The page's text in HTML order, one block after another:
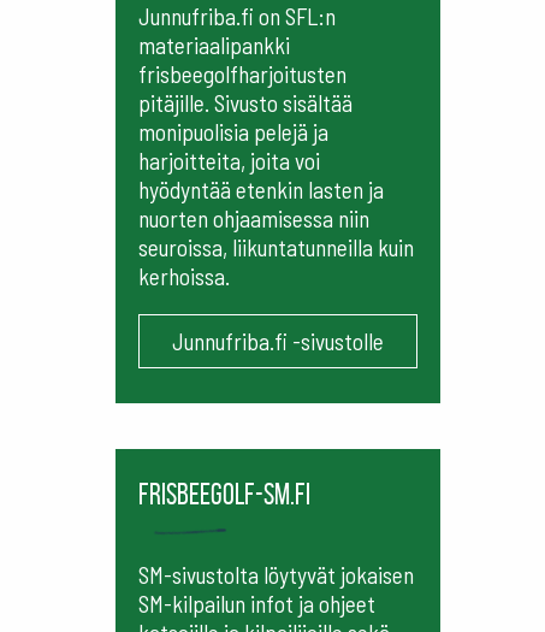
Junnufriba.fi on SFL:n
materiaalipankki
frisbeegolfharjoitusten
pitäjille. Sivusto sisältää
monipuolisia pelejä ja
harjoitteita, joita voi
hyödyntää etenkin lasten ja
nuorten ohjaamisessa niin
seuroissa, liikuntatunneilla kuin
kerhoissa.
Junnufriba.fi -sivustolle
frisbeegolf-sm.fi
SM-sivustolta löytyvät jokaisen
SM-kilpailun infot ja ohjeet